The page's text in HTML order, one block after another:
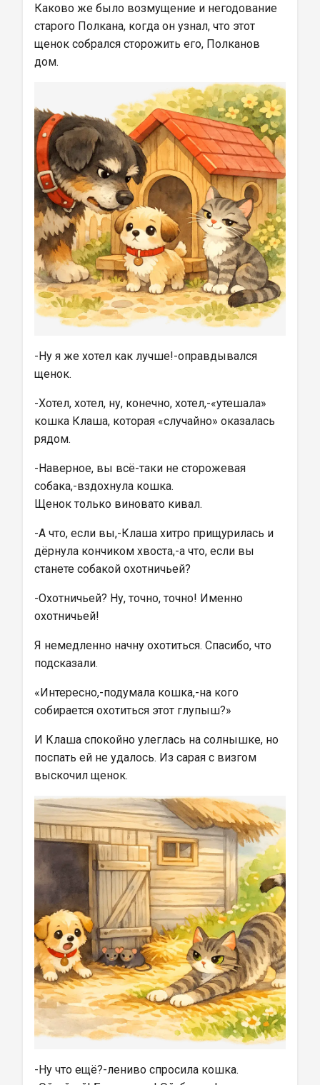
Каково же было возмущение и негодование
старого Полкана, когда он узнал, что этот
щенок собрался сторожить его, Полканов
дом.
-Ну я же хотел как лучше!-оправдывался
щенок.
-Хотел, хотел, ну, конечно, хотел,-«утешала»
кошка Клаша, которая «случайно» оказалась
рядом.
-Наверное, вы всё-таки не сторожевая
собака,-вздохнула кошка.
Щенок только виновато кивал.
-А что, если вы,-Клаша хитро прищурилась и
дёрнула кончиком хвоста,-а что, если вы
станете собакой охотничьей?
-Охотничьей? Ну, точно, точно! Именно
охотничьей!
Я немедленно начну охотиться. Спасибо, что
подсказали.
«Интересно,-подумала кошка,-на кого
собирается охотиться этот глупыш?»
И Клаша спокойно улеглась на солнышке, но
поспать ей не удалось. Из сарая с визгом
выскочил щенок.
-Ну что ещё?-лениво спросила кошка.